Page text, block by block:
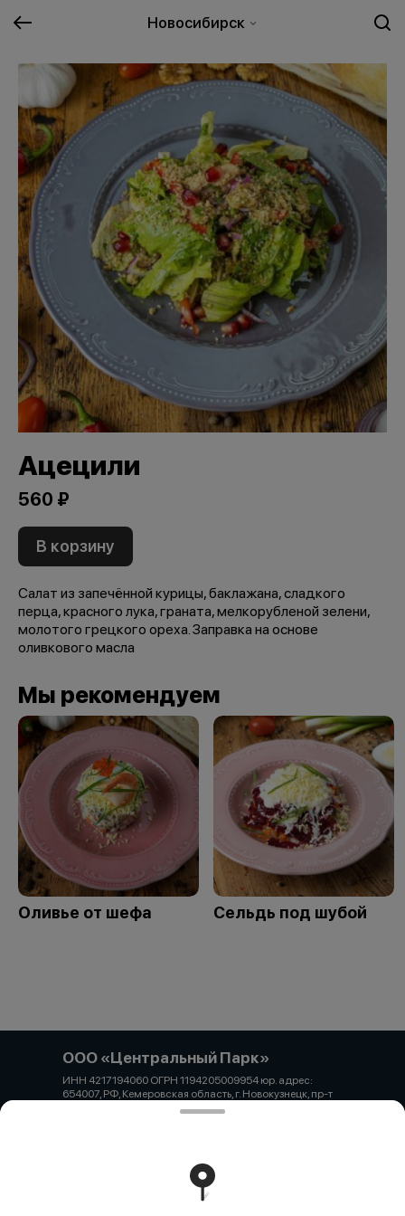
Новосибирск
Ацецили
560 ₽
В корзину
Салат из запечённой курицы, баклажана, сладкого
перца, красного лука, граната, мелкорубленой зелени,
молотого грецкого ореха. Заправка на основе
оливкового масла
Мы рекомендуем
Оливье от шефа Сельдь под шубой
ООО «Центральный Парк»
ИНН 4217194060 ОГРН 1194205009954 юр. адрес:
654007, РФ, Кемеровская область, г. Новокузнецк, пр-т
Н.С. Ермакова, д. 1, офис 1 Банковские реквизиты: Банк:
Работает на эффективном ядре